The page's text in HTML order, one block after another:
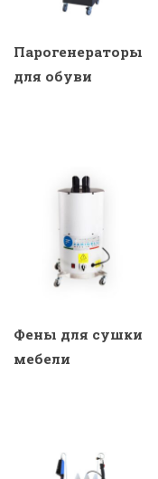
Парогенераторы
для обуви
Фены для сушки
мебели